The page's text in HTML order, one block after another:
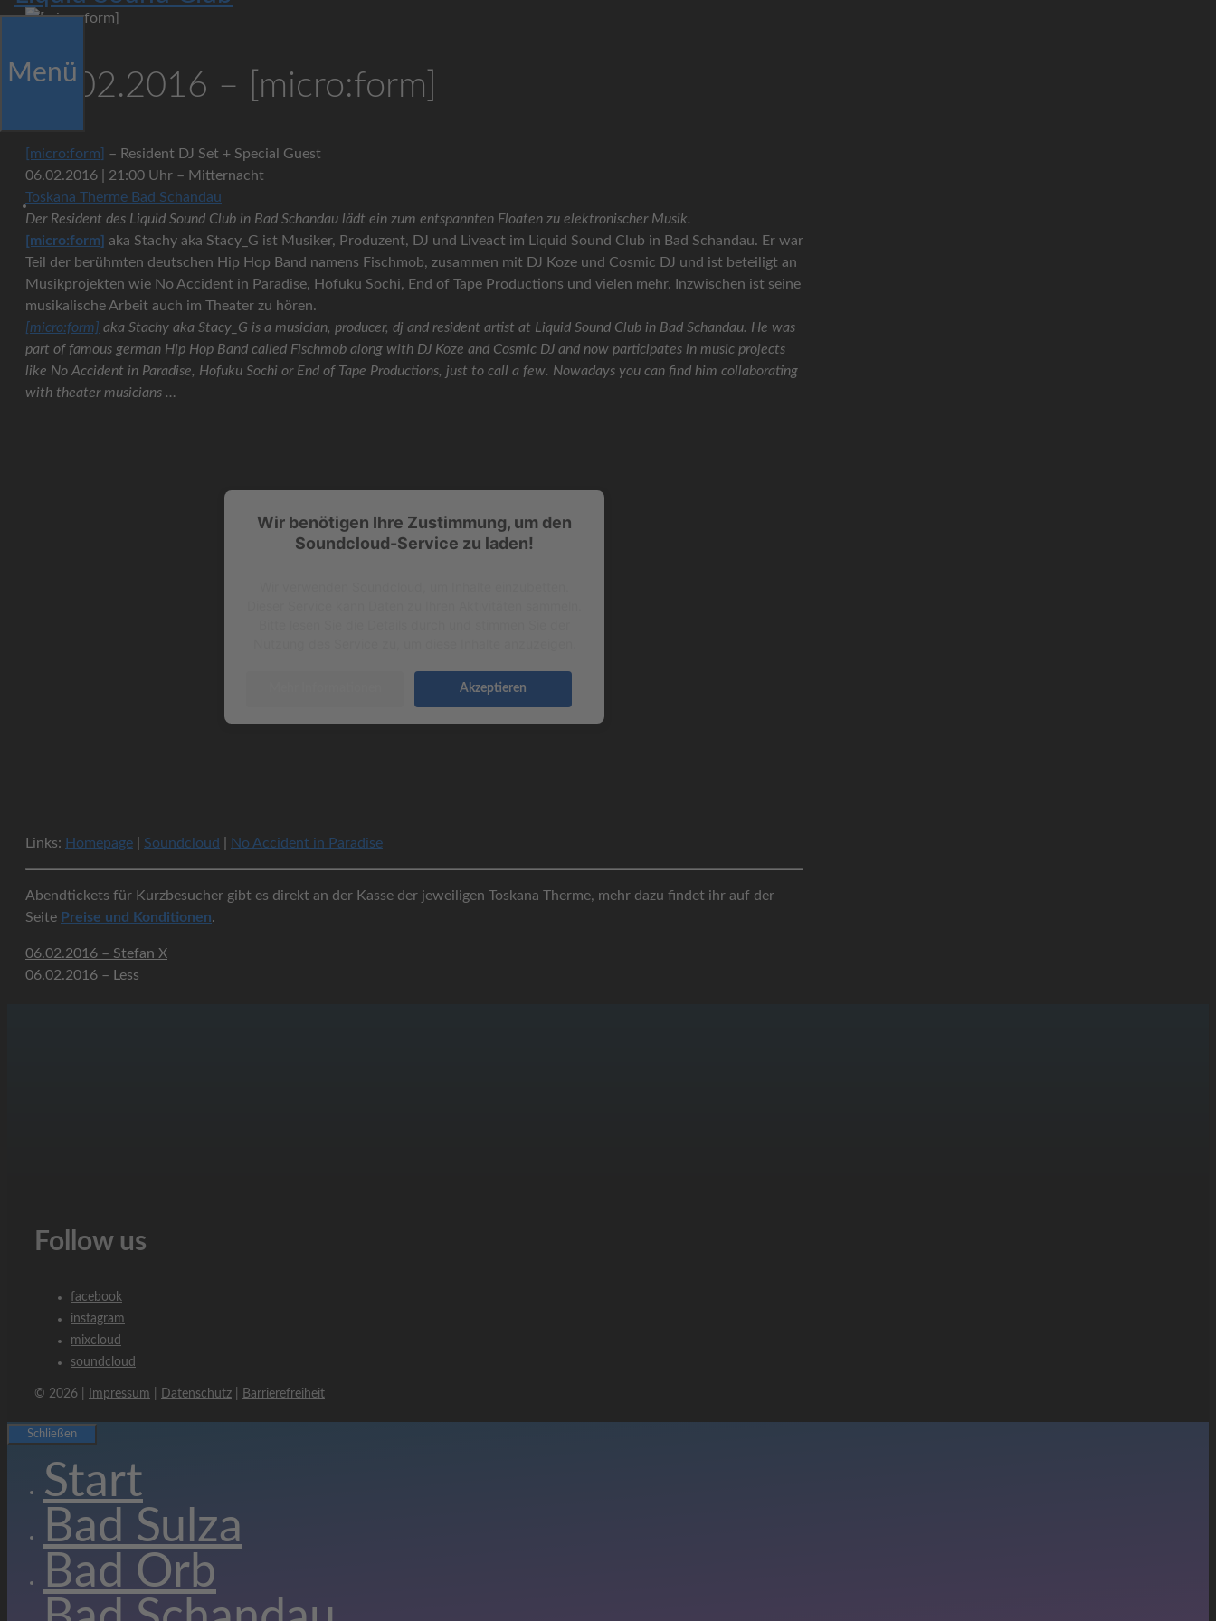
Menü
06.02.2016 – [micro:form]
[micro:form]
– Resident DJ Set + Special Guest
06.02.2016 | 21:00 Uhr – Mitternacht
Toskana Therme Bad Schandau
Der Resident des Liquid Sound Club in Bad Schandau lädt ein zum entspannten Floaten zu elektronischer Musik.
[micro:form] aka Stachy aka Stacy_G ist Musiker, Produzent, DJ und Liveact im Liquid Sound Club in Bad Schandau. Er war
Teil der berühmten deutschen Hip Hop Band namens Fischmob, zusammen mit DJ Koze und Cosmic DJ und ist beteiligt an
Musikprojekten wie No Accident in Paradise, Hofuku Sochi, End of Tape Productions und vielen mehr. Inzwischen ist seine
musikalische Arbeit auch im Theater zu hören.
[micro:form] aka Stachy aka Stacy_G is a musician, producer, dj and resident artist at Liquid Sound Club in Bad Schandau. He was
part of famous german Hip Hop Band called Fischmob along with DJ Koze and Cosmic DJ and now participates in music projects
like No Accident in Paradise, Hofuku Sochi or End of Tape Productions, just to call a few. Nowadays you can find him collaborating
with theater musicians …
Wir benötigen Ihre Zustimmung, um den
Soundcloud-Service zu laden!
Akzeptieren
Links: Homepage Soundcloud No Accident in Paradise
Abendtickets für Kurzbesucher gibt es direkt an der Kasse der jeweiligen Toskana Therme, mehr dazu findet ihr auf der
Seite Preise und Konditionen.
06.02.2016 – Stefan X
06.02.2016 – Less
Follow us
facebook
instagram
mixcloud
soundcloud
© 2026 | Impressum Datenschutz Barrierefreiheit
Schließen
Start
Bad Sulza
Bad Orb